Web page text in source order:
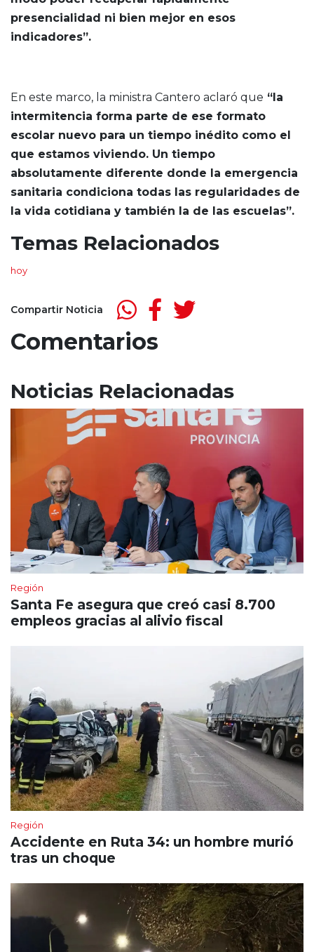
presencialidad ni bien mejor en esos
indicadores”.
En este marco, la ministra Cantero aclaró que “la
intermitencia forma parte de ese formato
escolar nuevo para un tiempo inédito como el
que estamos viviendo. Un tiempo
absolutamente diferente donde la emergencia
sanitaria condiciona todas las regularidades de
la vida cotidiana y también la de las escuelas”.
Temas Relacionados
hoy
Compartir Noticia
Comentarios
Noticias Relacionadas
Región
Santa Fe asegura que creó casi 8.700
empleos gracias al alivio fiscal
Región
Accidente en Ruta 34: un hombre murió
tras un choque